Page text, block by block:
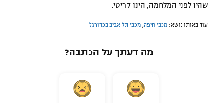
שהיו לפני המלחמה, הינו קריטי.
עוד באותו נושא: מכבי חיפה מכבי תל אביב בכדורגל
מה דעתך על הכתבה?